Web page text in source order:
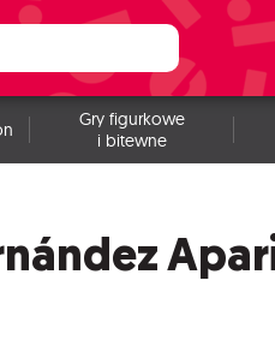
Gry figurkowe
i bitewne